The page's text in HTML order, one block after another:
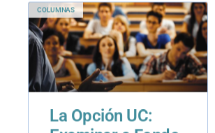
La Opción UC:
Examinar a Fondo
la Realidad